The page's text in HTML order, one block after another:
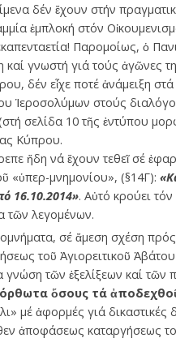
δέν ἔχουν στήν
ἐμπλοκή στόν
Παρομοίως, ὁ
γνωστή γιά τούς ἀγῶνες
δέν εἶχε ποτέ ἀνάμειξη
Ἱεροσολύμων στούς
σελίδα 10 τῆς ἐντύπου
Κύπρου.
ἤδη νά ἔχουν τεθεῖ σέ
«ὑπερ-μνημονίου», (§14Γ):
16.10.2014». Αὐτό κρούει
τῶν λεγομένων.
σέ ἄμεση σχέση
τοῦ Ἁγιορειτικοῦ
γνώση τῶν ἐξελίξεων καί τῶν
ὅσους τά
μέ ἀφορμές γιά
ἀποφάσεως καταργήσεως